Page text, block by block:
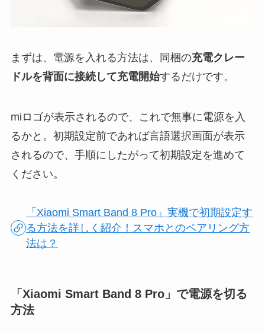
まずは、電源を入れる方法は、同梱の充電クレー
ドルを背面に接続して充電開始するだけです。
miロゴが表示されるので、これで無事に電源を入
るかと。初期設定前であれば言語選択画面が表示
されるので、手順にしたがって初期設定を進めて
ください。
「Xiaomi Smart Band 8 Pro」実機で初期設定す
る方法を詳しく紹介！スマホとのペアリング方
法は？
「Xiaomi Smart Band 8 Pro」で電源を切る
方法